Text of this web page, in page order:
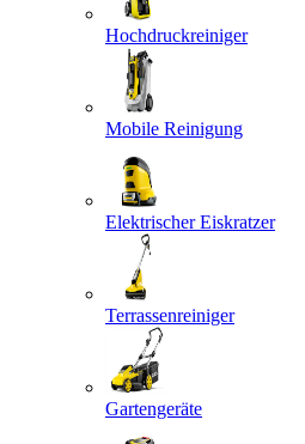
Hochdruckreiniger
Mobile Reinigung
Elektrischer Eiskratzer
Terrassenreiniger
Gartengeräte